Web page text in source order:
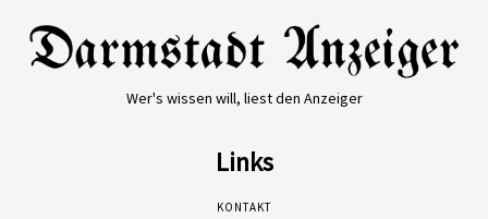
Wer's wissen will, liest den Anzeiger
Links
KONTAKT